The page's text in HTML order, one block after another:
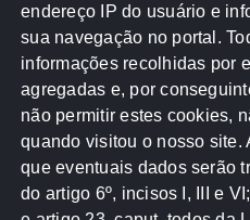
TCE-MT TCU TRE
REDE NOS ESTADOS
Mato Grosso do Sul
Paraná
endereço IP do usuário e
sua navegação no portal.
informações recolhidas por
agregadas e, por
não permitir estes cookies,
quando visitou o nosso site.
que eventuais dados serão
do artigo 6º, incisos I, III e